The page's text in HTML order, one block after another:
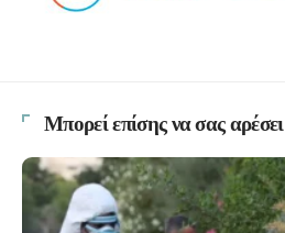
Μπορεί επίσης να σας αρέσει